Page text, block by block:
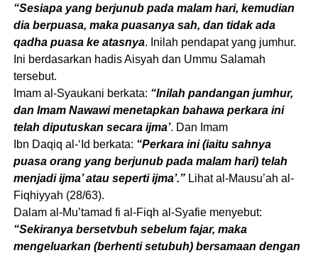
“Sesiapa yang berjunub pada malam hari, kemudian
dia berpuasa, maka puasanya sah, dan tidak ada
qadha puasa ke atasnya. Inilah pendapat yang jumhur.
Ini berdasarkan hadis Aisyah dan Ummu Salamah
tersebut.
Imam al-Syaukani berkata: “Inilah pandangan jumhur,
dan Imam Nawawi menetapkan bahawa perkara ini
telah diputuskan secara ijma’. Dan Imam
Ibn Daqiq al-‘Id berkata: “Perkara ini (iaitu sahnya
puasa orang yang berjunub pada malam hari) telah
menjadi ijma’ atau seperti ijma’.”Lihat al-Mausu’ah al-
Fiqhiyyah (28/63).
Dalam al-Mu’tamad fi al-Fiqh al-Syafie menyebut:
“Sekiranya bersetvbuh sebelum fajar, maka
mengeluarkan (berhenti setubuh) bersamaan dengan